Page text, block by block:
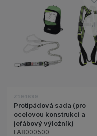
Zobrazit
Z104699
Protipádová sada (pro
ocelovou konstrukci a
jeřábový výložník)
FA8000500